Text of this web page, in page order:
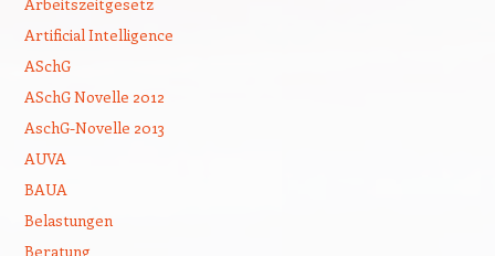
Artificial Intelligence
ASchG
ASchG Novelle 2012
AschG-Novelle 2013
AUVA
BAUA
Belastungen
Beratung